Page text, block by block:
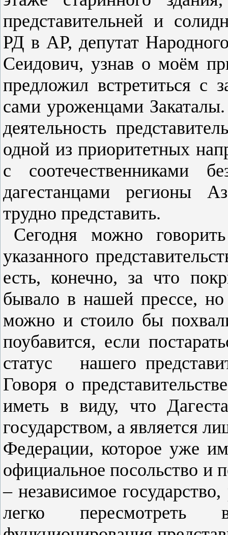
представительней и
РД в АР, депутат
Сеидович, узнав о моём
предложил встретиться с
сами уроженцами
деятельность
одной из приоритетных
с соотечественниками
дагестанцами регионы
трудно представить.
Сегодня можно
указанного
есть, конечно, за что
бывало в нашей прессе,
можно и стоило бы
поубавится, если
статус
нашего
Говоря о
иметь в виду, что
государством, а является
Федерации, которое уже
официальное посольство и
– независимое
легко пересмотреть